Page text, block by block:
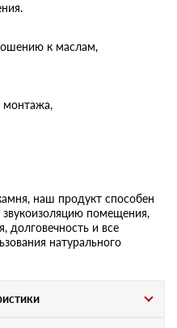
к маслам,
монтажа,
наш продукт способен
звукоизоляцию помещения,
долговечность и все
натурального